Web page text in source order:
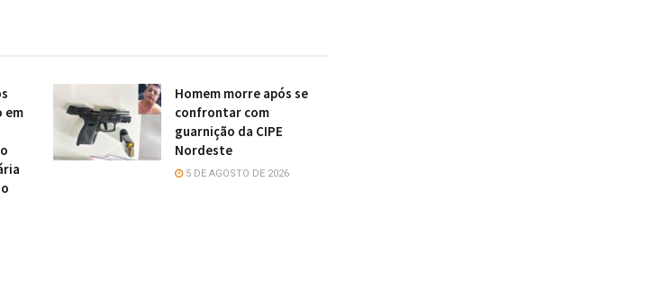
em
Homem morre após se
confrontar com
guarnição da CIPE
Nordeste
5 DE AGOSTO DE 2026